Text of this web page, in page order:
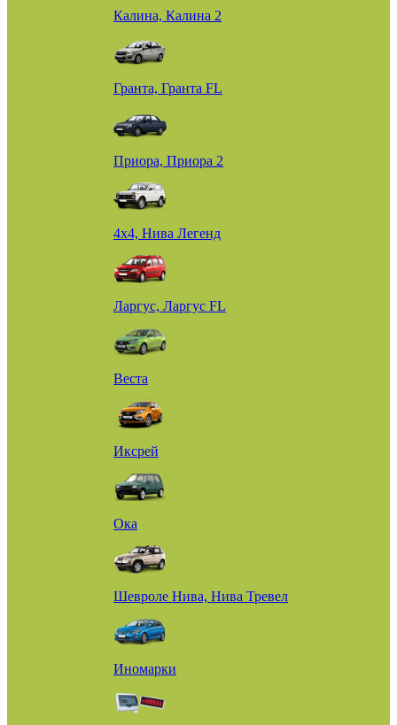
Калина, Калина 2
Гранта, Гранта FL
Приора, Приора 2
4х4, Нива Легенд
Ларгус, Ларгус FL
Веста
Иксрей
Ока
Шевроле Нива, Нива Тревел
Иномарки